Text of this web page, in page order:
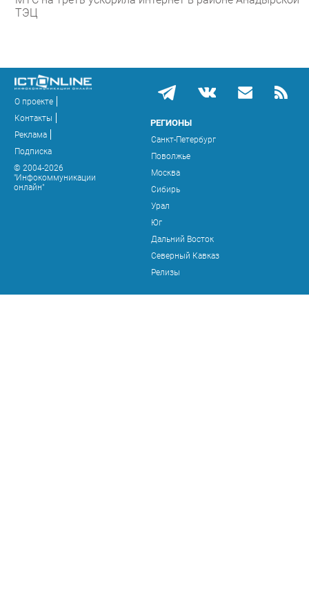
ТЭЦ
О проекте
Контакты
Реклама
Подписка
© 2004-2026
"Инфокоммуникации
онлайн"
РЕГИОНЫ
Санкт-Петербург
Поволжье
Москва
Сибирь
Урал
Юг
Дальний Восток
Северный Кавказ
Релизы